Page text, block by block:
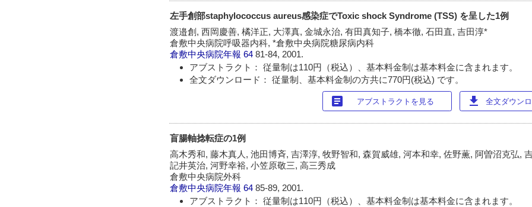
左手創部staphylococcus aureus感染症でToxic shock Syndrome (TSS) を呈した1例
渡邉創, 西岡慶善, 橘洋正, 大澤真, 金城永治, 有田真知子, 橋本徹, 石田直, 吉田淳*
倉敷中央病院呼吸器内科, *倉敷中央病院糖尿病内科
倉敷中央病院年報 6481-84, 2001.
アブストラクト： 従量制は110円（税込）、基本料金制は基本料金に含まれます。
全文ダウンロード： 従量制、基本料金制の方共に770円(税込) です。
article アブストラクトを見る download 全文ダウン
盲腸軸捻転症の1例
高木秀和, 藤木真人, 池田博斉, 吉澤淳, 牧野智和, 森賀威雄, 河本和幸, 佐野薫, 阿曽沼克弘,
記井英治, 河野幸裕, 小笠原敬三, 高三秀成
倉敷中央病院外科
倉敷中央病院年報 6485-89, 2001.
アブストラクト： 従量制は110円（税込）、基本料金制は基本料金に含まれます。